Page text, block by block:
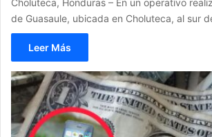
de Guasaule, ubicada en Choluteca, al sur
Leer Más